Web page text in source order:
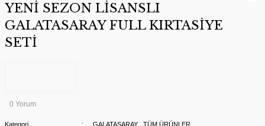
YENİ SEZON LİSANSLI
GALATASARAY FULL KIRTASİYE
SETİ
0 Yorum
Kategori GALATASARAY
TÜM ÜRÜNLER